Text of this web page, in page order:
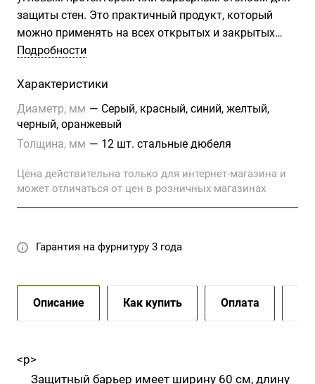
защиты стен. Это практичный продукт, который
можно применять на всех открытых и закрытых
автостоянках, входах в здания, витринах магазинов
несчастные случаи и снизить риск удара о стену.
Этот продукт особенно предпочтителен из-за
несчастных случаев на рабочих местах. Труба
диаметром 60 мм и толщиной 2 мм никогда не
конструкции.
Подробности
Характеристики
Диаметр, мм — Серый, красный, синий, желтый,
черный, оранжевый
Толщина, мм — 12 шт. стальные дюбеля
Цена действительна только для интернет-магазина и
может отличаться от цен в розничных магазинах
Гарантия на фурнитуру 3 года
Описание Как купить Оплата
<p>
Защитный барьер имеет ширину 60 см, длину